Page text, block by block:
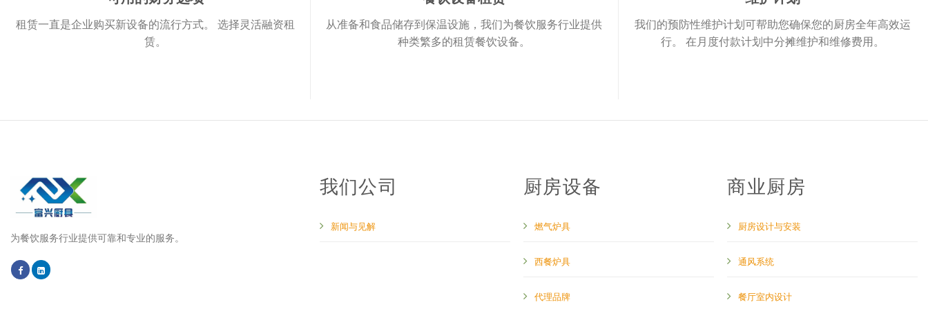
租赁一直是企业购买新设备的流行方式。 选择灵活融资租
赁。
从准备和食品储存到保温设施，我们为餐饮服务行业提供
种类繁多的租赁餐饮设备。
我们的预防性维护计划可帮助您确保您的厨房全年高效运
行。 在月度付款计划中分摊维护和维修费用。
为餐饮服务行业提供可靠和专业的服务。
我们公司
新闻与见解
厨房设备
燃气炉具
西餐炉具
代理品牌
商业厨房
厨房设计与安装
通风系统
餐厅室内设计